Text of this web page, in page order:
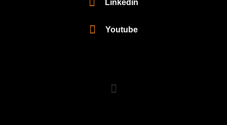
Linkedin
Youtube